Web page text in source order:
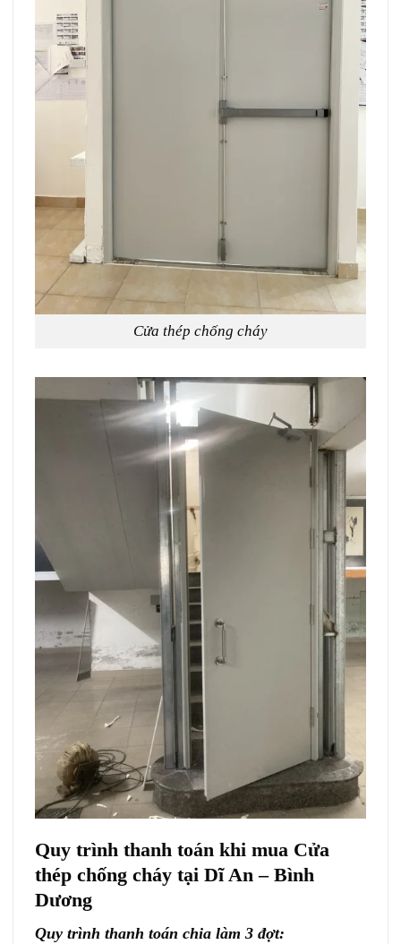
Cửa thép chống cháy
Quy trình thanh toán khi mua Cửa
thép chống cháy tại Dĩ An – Bình
Dương
Quy trình thanh toán chia làm 3 đợt: